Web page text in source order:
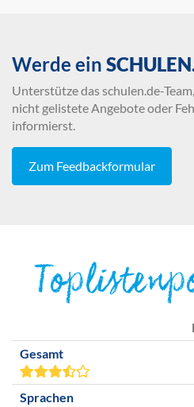
Werde ein
Unterstütze das schulen.de-
nicht gelistete Angebote oder
informierst.
Zum Feedbackformular
Gesamt
Sprachen